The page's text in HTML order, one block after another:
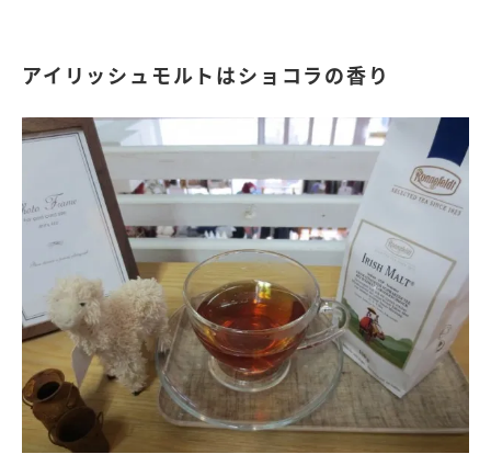
アイリッシュモルトはショコラの香り